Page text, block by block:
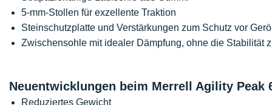
5-mm-Stollen für exzellente Traktion
Steinschutzplatte und Verstärkungen zum Schutz vor
Zwischensohle mit idealer Dämpfung, ohne die Stabilität
Neuentwicklungen beim Merrell Agility Peak
Reduziertes Gewicht